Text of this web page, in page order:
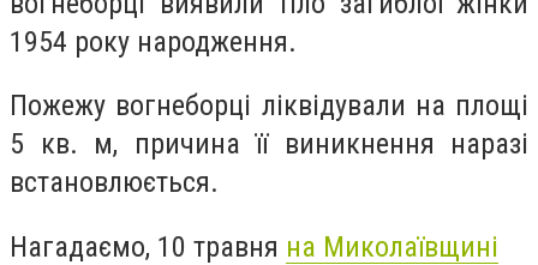
1954 року народження.
Пожежу вогнеборці ліквідували на площі
5 кв. м, причина її виникнення наразі
встановлюється.
Нагадаємо, 10 травня на Миколаївщині